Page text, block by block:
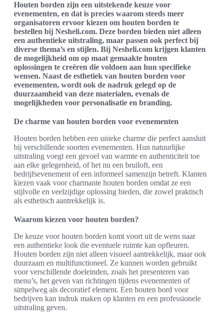
Houten borden zijn een uitstekende keuze voor
evenementen, en dat is precies waarom steeds meer
organisatoren ervoor kiezen om houten borden te
bestellen bij Nesheli.com. Deze borden bieden niet alleen
een authentieke uitstraling, maar passen ook perfect bij
diverse thema’s en stijlen. Bij Nesheli.com krijgen klanten
de mogelijkheid om op maat gemaakte houten
oplossingen te creëren die voldoen aan hun specifieke
wensen. Naast de esthetiek van houten borden voor
evenementen, wordt ook de nadruk gelegd op de
duurzaamheid van deze materialen, evenals de
mogelijkheden voor personalisatie en branding.
De charme van houten borden voor evenementen
Houten borden hebben een unieke charme die perfect aansluit
bij verschillende soorten evenementen. Hun natuurlijke
uitstraling voegt een gevoel van warmte en authenticiteit toe
aan elke gelegenheid, of het nu een bruiloft, een
bedrijfsevenement of een informeel samenzijn betreft. Klanten
kiezen vaak voor charmante houten borden omdat ze een
stijlvolle en veelzijdige oplossing bieden, die zowel praktisch
als esthetisch aantrekkelijk is.
Waarom kiezen voor houten borden?
De keuze voor houten borden komt voort uit de wens naar
een authentieke look die eventuele ruimte kan opfleuren.
Houten borden zijn niet alleen visueel aantrekkelijk, maar ook
duurzaam en multifunctioneel. Ze kunnen worden gebruikt
voor verschillende doeleinden, zoals het presenteren van
menu’s, het geven van richtingen tijdens evenementen of
simpelweg als decoratief element. Een houten bord voor
bedrijven kan indruk maken op klanten en een professionele
uitstraling geven.